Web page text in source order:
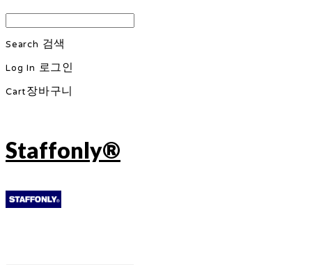
Search 검색
Log In 로그인
Cart장바구니
Staffonly®